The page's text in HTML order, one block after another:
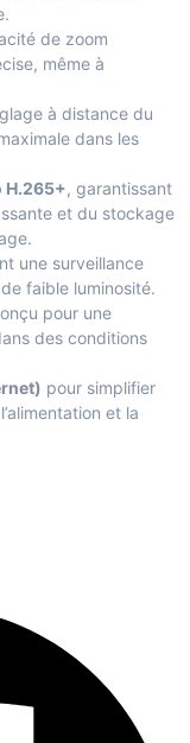
de zoom
même à
à distance du
dans les
H.265+, garantissant
et du stockage
une surveillance
faible luminosité.
pour une
des conditions
pour simplifier
et la